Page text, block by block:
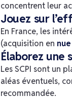
concentrent leur
Jouez sur
En France, les
(acquisition en
Élaborez une
Les SCPI sont un
aléas éventuels,
recommandée.